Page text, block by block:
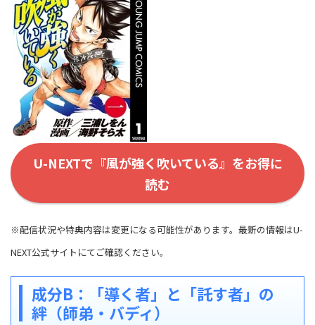
U-NEXTで『風が強く吹いている』をお得に
読む
※配信状況や特典内容は変更になる可能性があります。最新の情報はU-
NEXT公式サイトにてご確認ください。
成分B：「導く者」と「託す者」の
絆（師弟・バディ）